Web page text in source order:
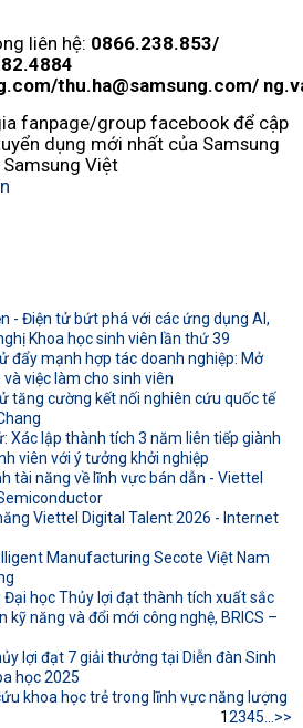
liên hệ: 0866.238.853/
/thu.ha@samsung.com/
fanpage/group facebook để cập
dụng mới nhất của Samsung
Việt
- Điện tử bứt phá với các ứng dụng AI,
Khoa học sinh viên lần thứ 39
đẩy mạnh hợp tác doanh nghiệp: Mở
việc làm cho sinh viên
tăng cường kết nối nghiên cứu quốc tế
Xác lập thành tích 3 năm liên tiếp giành
viên với ý tưởng khởi nghiệp
tài năng về lĩnh vực bán dẫn - Viettel
Viettel Digital Talent 2026 - Internet
Manufacturing Secote Việt Nam
Đại học Thủy lợi đạt thành tích xuất sắc
kỹ năng và đổi mới công nghệ, BRICS –
lợi đạt 7 giải thưởng tại Diễn đàn Sinh
học 2025
khoa học trẻ trong lĩnh vực năng lượng
12345...>>